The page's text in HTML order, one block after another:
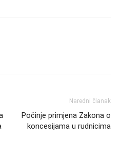
Naredni članak
Počinje primjena Zakona o
koncesijama u rudnicima